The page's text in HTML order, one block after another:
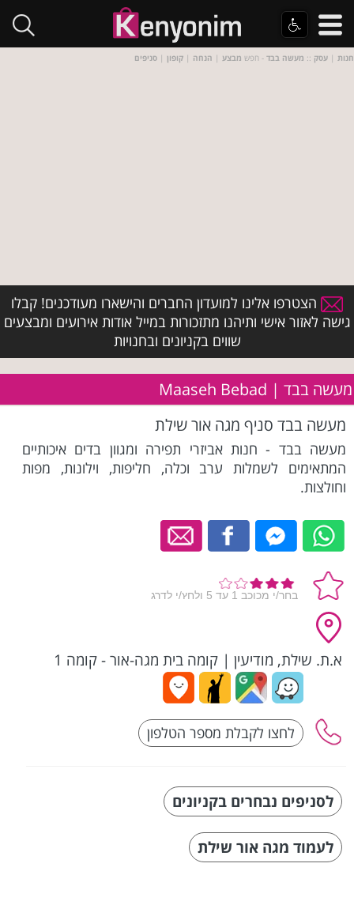
חנות | עסק :: מעשה בבד - חפש מבצע | הנחה | קופון | סניפים
הצטרפו אלינו למועדון החברים והישארו מעודכנים! קבלו
גישה לאזור אישי ותיהנו מתזכורות במייל אודות אירועים ומבצעים
שווים בקניונים ובחנויות
מעשה בבד | Maaseh Bebad
מעשה בבד סניף מגה אור שילת
מעשה בבד - חנות אביזרי תפירה ומגוון בדים איכותיים
המתאימים לשמלות ערב וכלה, חליפות, וילונות, מפות
וחולצות.
א.ת. שילת, מודיעין | קומה בית מגה-אור - קומה 1
לסניפים נבחרים בקניונים
לעמוד מגה אור שילת